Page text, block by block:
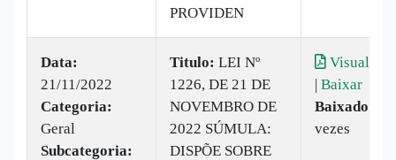
PROVIDEN
Data:
21/11/2022
Categoria:
Geral
Subcategoria:
Titulo: LEI Nº
1226, DE 21 DE
NOVEMBRO DE
2022 SÚMULA:
DISPÕE SOBRE
Visualizar
| Baixar
Baixado:
vezes